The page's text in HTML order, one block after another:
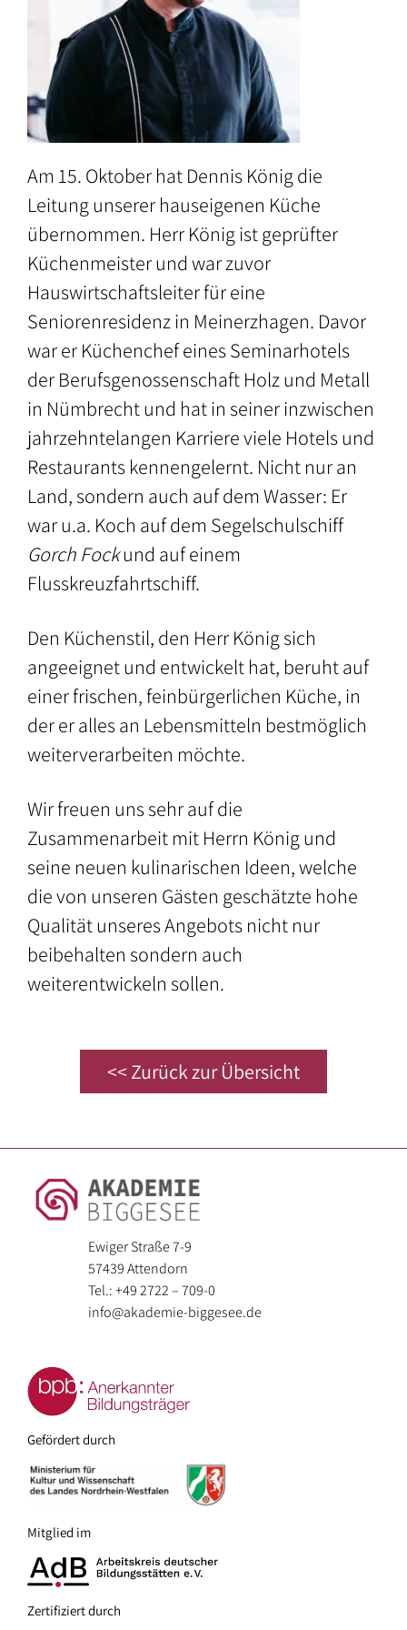
Zertifizierung
Impressionen
/
Galerie
Bundeswehr
Auszubildende
/
Unternehmen
–
Politisch
Engagierte
–
Schulen
–
Soziale
und
pädagogische
Berufe
–
Vereine
Verbände
Anfrage
/
Buchung
–
Angebote
in
der
Akademie
–
Aktivitäten
in
der
Umgebung
Am 15. Oktober hat Dennis König die
Leitung unserer hauseigenen Küche
übernommen. Herr König ist geprüfter
Küchenmeister und war zuvor
Hauswirtschaftsleiter für eine
Seniorenresidenz in Meinerzhagen. Davor
war er Küchenchef eines Seminarhotels
der Berufsgenossenschaft Holz und Metall
in Nümbrecht und hat in seiner inzwischen
jahrzehntelangen Karriere viele Hotels und
Restaurants kennengelernt. Nicht nur an
Land, sondern auch auf dem Wasser: Er
war u.a. Koch auf dem Segelschulschiff
Gorch Fockund auf einem
Flusskreuzfahrtschiff.
Den Küchenstil, den Herr König sich
angeeignet und entwickelt hat, beruht auf
einer frischen, feinbürgerlichen Küche, in
der er alles an Lebensmitteln bestmöglich
weiterverarbeiten möchte.
Wir freuen uns sehr auf die
Zusammenarbeit mit Herrn König und
seine neuen kulinarischen Ideen, welche
die von unseren Gästen geschätzte hohe
Qualität unseres Angebots nicht nur
beibehalten sondern auch
weiterentwickeln sollen.
<< Zurück zur Übersicht
Ewiger Straße 7-9
57439 Attendorn
Tel.: +49 2722 – 709-0
info@akademie-biggesee.de
Gefördert durch
Mitglied im
Zertifiziert durch